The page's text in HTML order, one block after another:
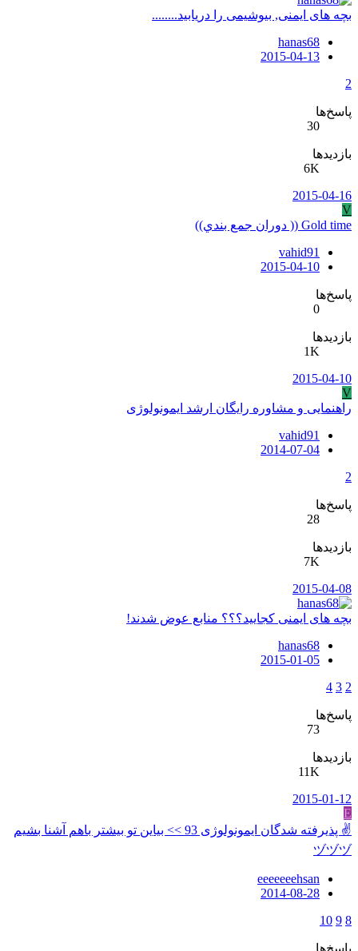
بچه های ایمنی, بیوشیمی را دریابید........
hanas68
2015-04-13
2
پاسخ‌ها
30
بازدیدها
6K
2015-04-16
V
Gold time (( دوران جمع بندي))
vahid91
2015-04-10
پاسخ‌ها
0
بازدیدها
1K
2015-04-10
V
راهنمایی و مشاوره رایگان ارشد ایمونولوژی
vahid91
2014-07-04
2
پاسخ‌ها
28
بازدیدها
7K
2015-04-08
بچه های ایمنی کجایید؟؟؟ منابع عوض شدند!
hanas68
2015-01-05
2
3
4
پاسخ‌ها
73
بازدیدها
11K
2015-01-12
E
✌ پذیرفته شدگان ایمونولوژی 93 >> بیاین تو بیشتر باهم آشنا بشیم
ヅヅヅ
eeeeeeehsan
2014-08-28
8
9
10